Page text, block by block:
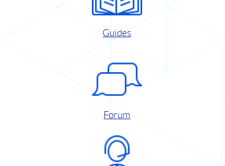
Guides
Forum